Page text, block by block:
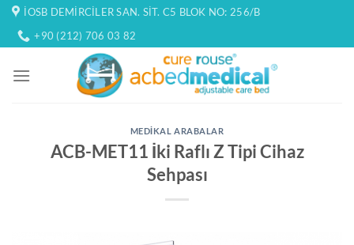
İçeriğe
atla
İOSB DEMIRCILER SAN. SIT. C5 BLOK NO: 256/B
+90 (212) 706 03 82
MEDIKAL ARABALAR
ACB-MET11 İki Raflı Z Tipi Cihaz
Sehpası